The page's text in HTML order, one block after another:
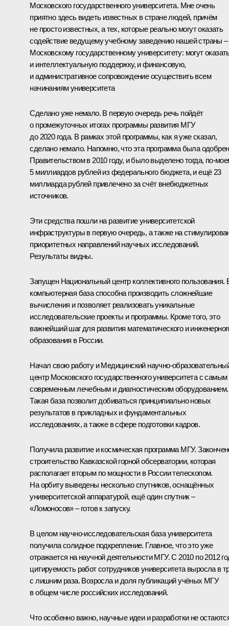
Московского государственного университета. Мне очень
приятно здесь видеть известных в стране людей, причём
не просто известных, а тех, которые реально могут оказать
содействие ведущему учебному заведению нашей страны –
Московскому государственному университету: могут
и интеллектуальную поддержку, и финансовую,
и административное сопровождение осуществить всем
начинаниям университета
Сделано уже немало. В первую очередь речь пойдёт
о промежуточных итогах программы развития МГУ
до 2020 года. В рамках этой программы, как я уже сказал,
сделано немало. Напомню, что эта программа была
Правительством в 2010 году, и было выделено тогда,
5 миллиардов рублей из федерального бюджета, и ещё 23
миллиарда рублей привлечено за счёт внебюджетных
источников.
Эти средства пошли на развитие университетской
инфраструктуры в первую очередь, а также на
приоритетных направлений научных исследований.
Результаты видны.
Запущен Национальный центр коллективного пользования.
компьютерная база способна производить сложнейшие
вычисления и позволяет реализовать уникальные
исследовательские проекты и программы. Кроме того, это
важнейший шаг для развития математического и
образования в России.
Начал свою работу и Медицинский научно-
центр Московского государственного университета с самым
современным лечебным и диагностическим оборудованием.
Такая база позволит добиваться принципиально новых
результатов в прикладных и фундаментальных
исследованиях, а также в сфере подготовки кадров.
Получила развитие и космическая программа МГУ.
строительство Кавказской горной обсерватории, которая
располагает вторым по мощности в России телескопом.
На орбиту выведены несколько спутников, оснащённых
университетской аппаратурой, ещё один спутник –
«Ломоносов» – готов к запуску.
В целом научно-исследовательская база университета
получила солидное подкрепление. Главное, что это уже
отражается на научной деятельности МГУ. С 2010 по 2012
цитируемость работ сотрудников университета выросла в
с лишним раза. Возросла и доля публикаций учёных МГУ
в общем числе российских исследований.
Что особенно важно, научные идеи и разработки не